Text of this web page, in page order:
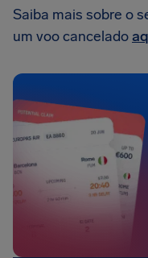
Saiba mais sobre o
um voo cancelado